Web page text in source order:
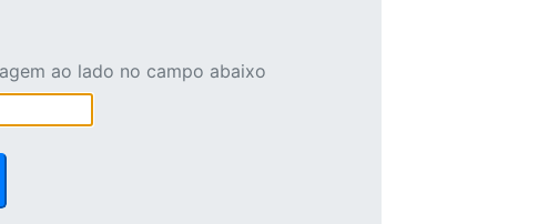
ao lado no campo abaixo